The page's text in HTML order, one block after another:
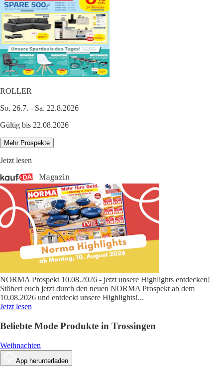
ROLLER
So. 26.7. - Sa. 22.8.2026
Gültig bis 22.08.2026
Mehr Prospekte
Jetzt lesen
NORMA Prospekt 10.08.2026 - jetzt unsere Highlights entdecken!
Stöbert euch jetzt durch den neuen NORMA Prospekt ab dem
10.08.2026 und entdeckt unsere Highlights!...
Jetzt lesen
Beliebte Mode Produkte in Trossingen
Weihnachten
App herunterladen